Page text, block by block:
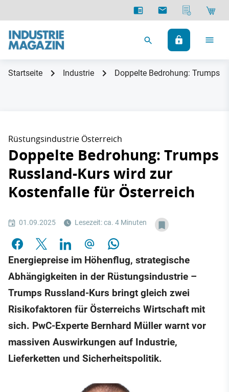
Startseite Industrie Doppelte Bedrohung: Trumps
Rüstungsindustrie Österreich
Doppelte Bedrohung: Trumps
Russland-Kurs wird zur
Kostenfalle für Österreich
01.09.2025 Lesezeit: ca. 4 Minuten
Energiepreise im Höhenflug, strategische
Abhängigkeiten in der Rüstungsindustrie –
Trumps Russland-Kurs bringt gleich zwei
Risikofaktoren für Österreichs Wirtschaft mit
sich. PwC-Experte Bernhard Müller warnt vor
massiven Auswirkungen auf Industrie,
Lieferketten und Sicherheitspolitik.